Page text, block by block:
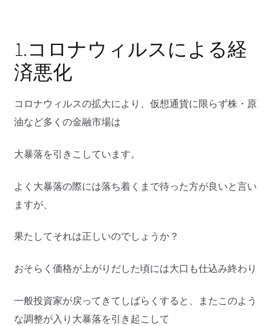
1.コロナウィルスによる経
済悪化
コロナウィルスの拡大により、仮想通貨に限らず株・原
油など多くの金融市場は
大暴落を引きこしています。
よく大暴落の際には落ち着くまで待った方が良いと言い
ますが、
果たしてそれは正しいのでしょうか？
おそらく価格が上がりだした頃には大口も仕込み終わり
一般投資家が戻ってきてしばらくすると、またこのよう
な調整が入り大暴落を引き起こして